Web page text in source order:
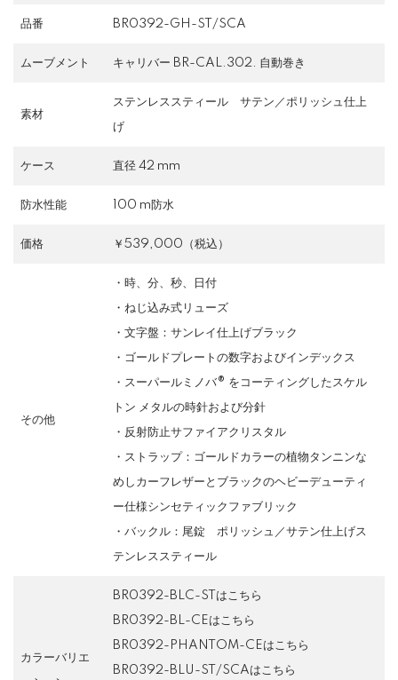
品番 BR0392-GH-ST/SCA
ムーブメント キャリバー BR-CAL.302. 自動巻き
素材
ステンレススティール サテン／ポリッシュ仕上
げ
ケース 直径 42 mm
防水性能 100 m防水
価格 ￥539,000（税込）
その他
・時、分、秒、日付
・ねじ込み式リューズ
・文字盤：サンレイ仕上げブラック
・ゴールドプレートの数字およびインデックス
・スーパールミノバ® をコーティングしたスケル
トン メタルの時針および分針
・反射防止サファイアクリスタル
・ストラップ：ゴールドカラーの植物タンニンな
めしカーフレザーとブラックのヘビーデューティ
ー仕様シンセティックファブリック
・バックル：尾錠 ポリッシュ／サテン仕上げス
テンレススティール
カラーバリエ
BR0392-BLC-STはこちら
BR0392-BL-CEはこちら
BR0392-PHANTOM-CEはこちら
BR0392-BLU-ST/SCAはこちら